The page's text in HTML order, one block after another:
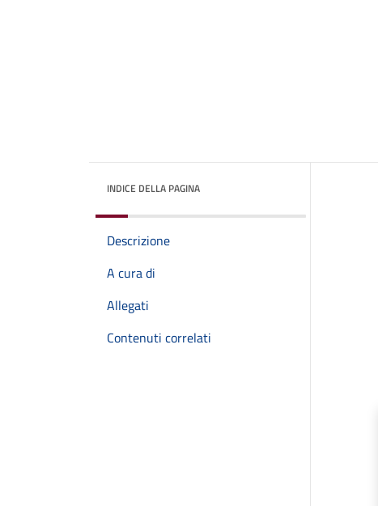
INDICE DELLA PAGINA
Descrizione
A cura di
Allegati
Contenuti correlati